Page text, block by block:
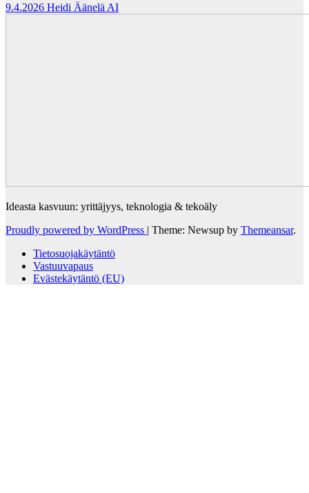
9.4.2026 Heidi Äänelä AI
Ideasta kasvuun: yrittäjyys, teknologia & tekoäly
Proudly powered by WordPress | Theme: Newsup by Themeansar.
Tietosuojakäytäntö
Vastuuvapaus
Evästekäytäntö (EU)